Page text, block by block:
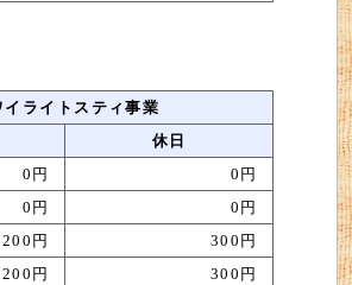
イライトスティ事業
休日
0円
0円
0円 0円
200円
300円
200円 300円